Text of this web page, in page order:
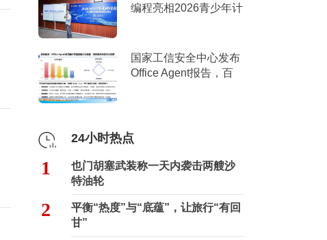
编程亮相2026青少年计
国家工信安全中心发布
Office Agent报告，百
24小时热点
1
也门胡塞武装称一天内袭击两艘沙
特油轮
2
平衡“热度”与“底蕴”，让旅行“有回
甘”